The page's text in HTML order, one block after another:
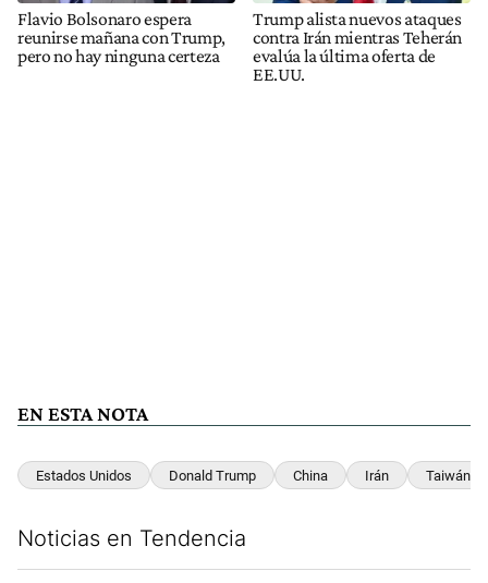
Flavio Bolsonaro espera
reunirse mañana con Trump,
pero no hay ninguna certeza
Trump alista nuevos ataques
contra Irán mientras Teherán
evalúa la última oferta de
EE.UU.
EN ESTA NOTA
Estados Unidos Donald Trump China Irán Taiwán
Noticias en Tendencia